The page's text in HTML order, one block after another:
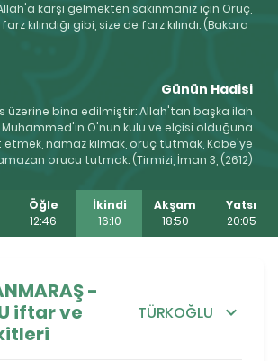
karşı gelmekten sakınmanız için Oruç,
kılındığı gibi, size de farz kılındı. (Bakara
Günün Hadisi
üzerine bina edilmiştir: Allah'tan başka ilah
Muhammed'in O'nun kulu ve elçisi olduğuna
namaz kılmak, oruç tutmak, Kabe'ye
orucu tutmak. (Tirmizi, İman 3, (2612)
Öğle
12:46
İkindi
16:10
Akşam
18:50
Yatsı
20:05
-
iftar ve
TÜRKOĞLU